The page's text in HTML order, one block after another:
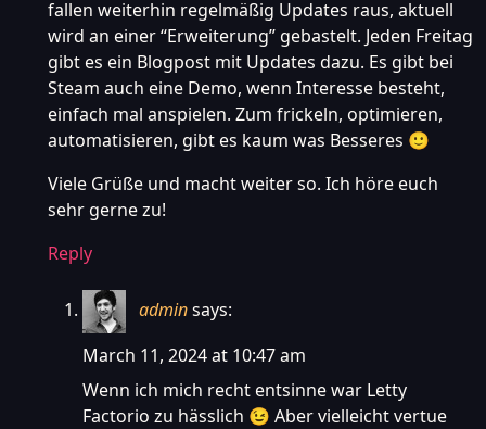
fallen weiterhin regelmäßig Updates raus, aktuell
wird an einer “Erweiterung” gebastelt. Jeden Freitag
gibt es ein Blogpost mit Updates dazu. Es gibt bei
Steam auch eine Demo, wenn Interesse besteht,
einfach mal anspielen. Zum frickeln, optimieren,
automatisieren, gibt es kaum was Besseres 🙂
Viele Grüße und macht weiter so. Ich höre euch
sehr gerne zu!
Reply
adminsays:
March 11, 2024 at 10:47 am
Wenn ich mich recht entsinne war Letty
Factorio zu hässlich 😉 Aber vielleicht vertue